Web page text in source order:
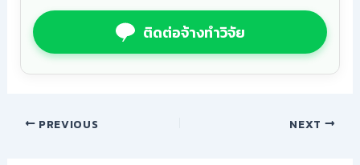
ติดต่อจ้างทำวิจัย
PREVIOUS NEXT